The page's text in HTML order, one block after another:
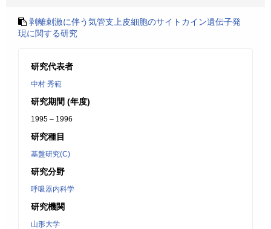
剥離刺激に伴う気管支上皮細胞のサイトカイン遺伝子発
現に関する研究
研究代表者
中村 秀範
研究期間 (年度)
1995 – 1996
研究種目
基盤研究(C)
研究分野
呼吸器内科学
研究機関
山形大学